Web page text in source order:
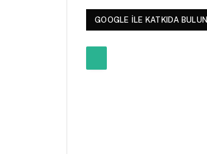
GOOGLE ILE KATKIDA BULUN